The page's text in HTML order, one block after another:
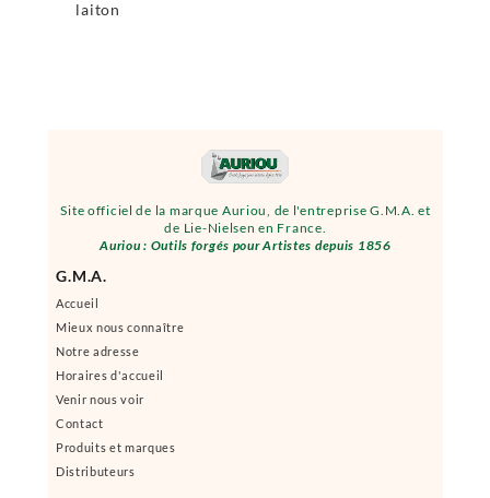
Site officiel de la marque Auriou, de l'entreprise G.M.A. et
de Lie-Nielsen en France.
Auriou : Outils forgés pour Artistes depuis 1856
G.M.A.
Accueil
Mieux nous connaître
Notre adresse
Horaires d'accueil
Venir nous voir
Contact
Produits et marques
Distributeurs
laiton